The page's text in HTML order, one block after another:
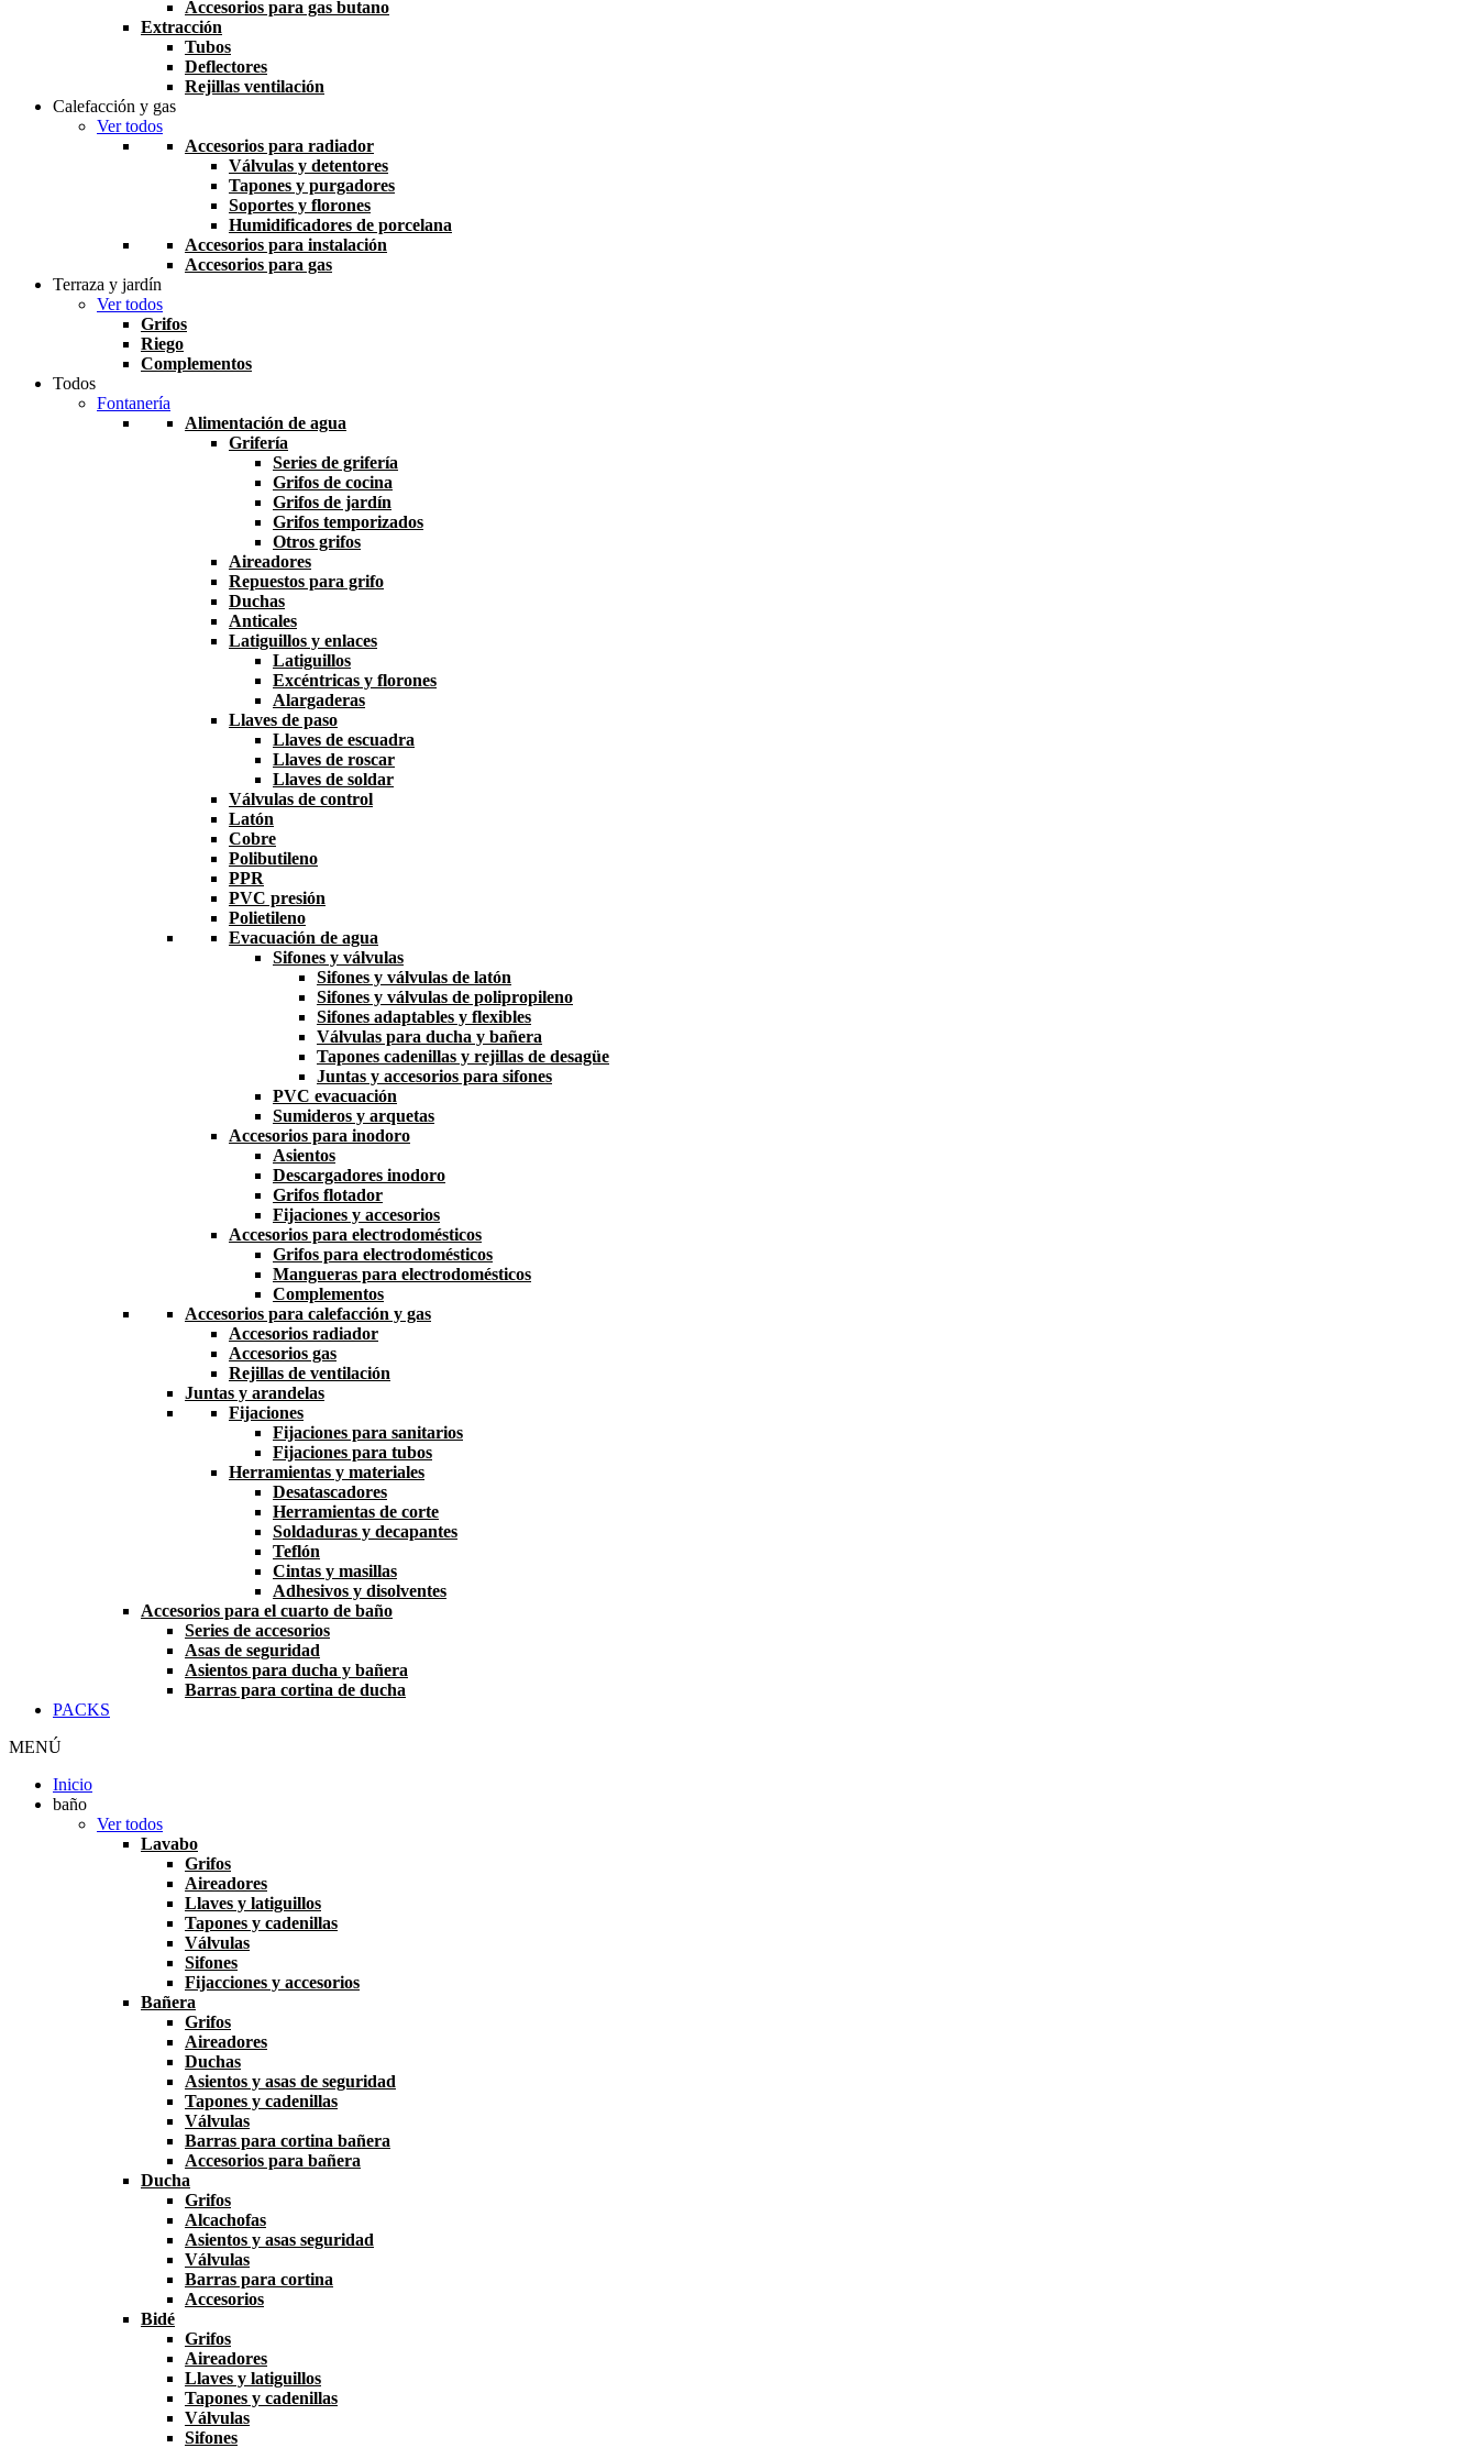
Accesorios para gas butano
Extracción
Tubos
Deflectores
Rejillas ventilación
Calefacción y gas
Ver todos
Accesorios para radiador
Válvulas y detentores
Tapones y purgadores
Soportes y florones
Humidificadores de porcelana
Accesorios para instalación
Accesorios para gas
Terraza y jardín
Ver todos
Grifos
Riego
Complementos
Todos
Fontanería
Alimentación de agua
Grifería
Series de grifería
Grifos de cocina
Grifos de jardín
Grifos temporizados
Otros grifos
Aireadores
Repuestos para grifo
Duchas
Anticales
Latiguillos y enlaces
Latiguillos
Excéntricas y florones
Alargaderas
Llaves de paso
Llaves de escuadra
Llaves de roscar
Llaves de soldar
Válvulas de control
Latón
Cobre
Polibutileno
PPR
PVC presión
Polietileno
Evacuación de agua
Sifones y válvulas
Sifones y válvulas de latón
Sifones y válvulas de polipropileno
Sifones adaptables y flexibles
Válvulas para ducha y bañera
Tapones cadenillas y rejillas de desagüe
Juntas y accesorios para sifones
PVC evacuación
Sumideros y arquetas
Accesorios para inodoro
Asientos
Descargadores inodoro
Grifos flotador
Fijaciones y accesorios
Accesorios para electrodomésticos
Grifos para electrodomésticos
Mangueras para electrodomésticos
Complementos
Accesorios para calefacción y gas
Accesorios radiador
Accesorios gas
Rejillas de ventilación
Juntas y arandelas
Fijaciones
Fijaciones para sanitarios
Fijaciones para tubos
Herramientas y materiales
Desatascadores
Herramientas de corte
Soldaduras y decapantes
Teflón
Cintas y masillas
Adhesivos y disolventes
Accesorios para el cuarto de baño
Series de accesorios
Asas de seguridad
Asientos para ducha y bañera
Barras para cortina de ducha
PACKS
MENÚ
Inicio
baño
Ver todos
Lavabo
Grifos
Aireadores
Llaves y latiguillos
Tapones y cadenillas
Válvulas
Sifones
Fijacciones y accesorios
Bañera
Grifos
Aireadores
Duchas
Asientos y asas de seguridad
Tapones y cadenillas
Válvulas
Barras para cortina bañera
Accesorios para bañera
Ducha
Grifos
Alcachofas
Asientos y asas seguridad
Válvulas
Barras para cortina
Accesorios
Bidé
Grifos
Aireadores
Llaves y latiguillos
Tapones y cadenillas
Válvulas
Sifones